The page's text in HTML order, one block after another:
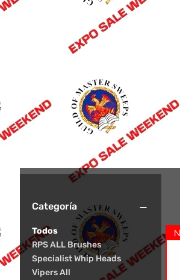
Categoría
Todos
RPS ALL Brushes
Specialist Whip Heads
Vipers All